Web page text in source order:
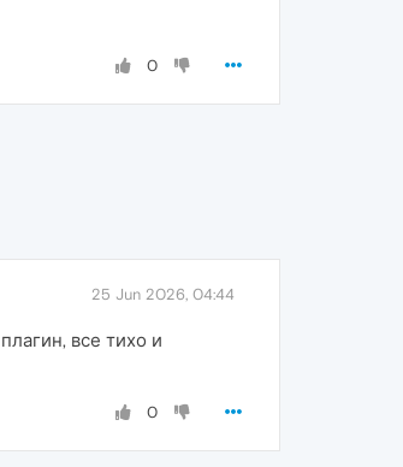
0
25 Jun 2026, 04:44
все тихо и
0